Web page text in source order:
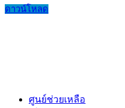
ดาวน์โหลด
ศูนย์ช่วยเหลือ